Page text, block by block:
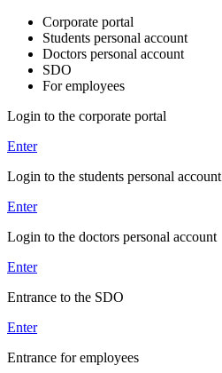
Corporate portal
Students personal account
Doctors personal account
SDO
For employees
Login to the corporate portal
Enter
Login to the students personal account
Enter
Login to the doctors personal account
Enter
Entrance to the SDO
Enter
Entrance for employees